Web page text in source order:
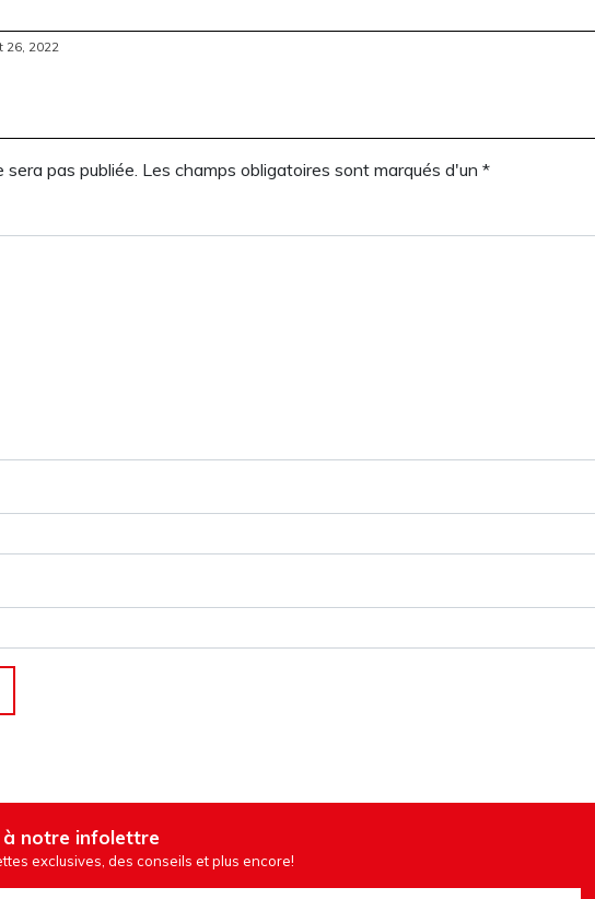
26, 2022
sera pas publiée. Les champs obligatoires sont marqués d'un *
à notre infolettre
exclusives, des conseils et plus encore!